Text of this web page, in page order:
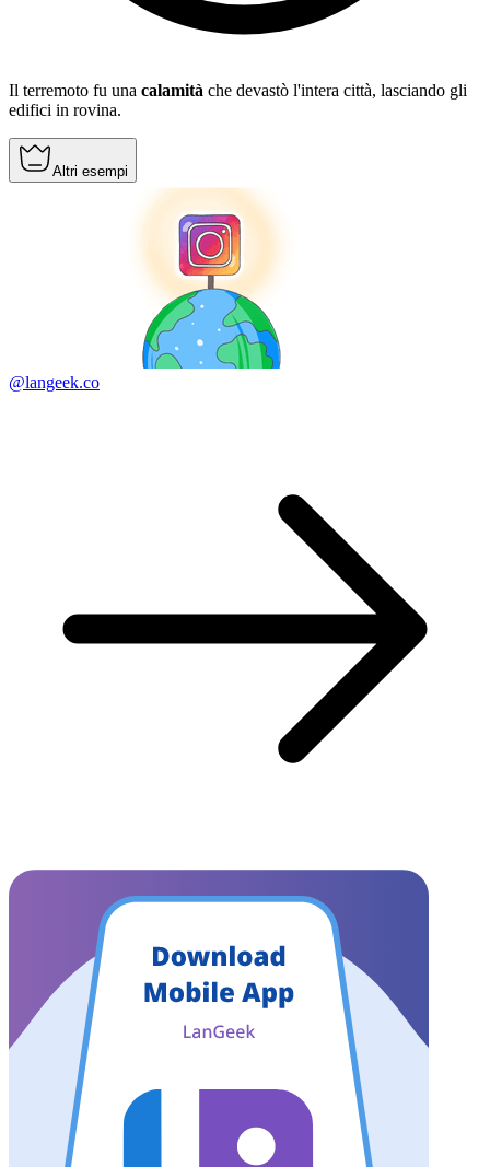
Il terremoto fu una calamità che devastò l'intera città, lasciando gli
edifici in rovina.
Altri esempi
@langeek.co